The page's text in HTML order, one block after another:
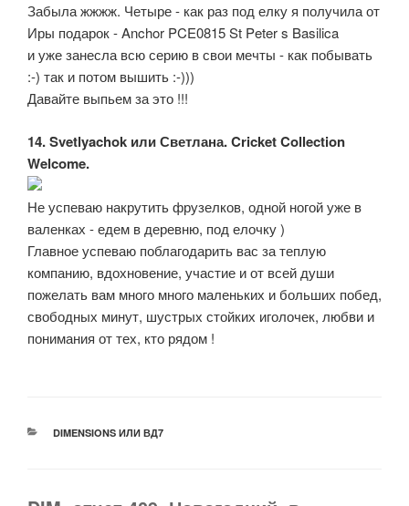
Забыла жжжж. Четыре - как раз под елку я получила от
Иры подарок - Anchor PCE0815 St Peter s Basilica
и уже занесла всю серию в свои мечты - как побывать
:-) так и потом вышить :-)))
Давайте выпьем за это !!!
14. Svetlyachok или Светлана. Cricket Collection
Welcome.
Не успеваю накрутить фрузелков, одной ногой уже в
валенках - едем в деревню, под елочку )
Главное успеваю поблагодарить вас за теплую
компанию, вдохновение, участие и от всей души
пожелать вам много много маленьких и больших побед,
свободных минут, шустрых стойких иголочек, любви и
понимания от тех, кто рядом !
РУБРИКИ
DIMENSIONS ИЛИ ВД7